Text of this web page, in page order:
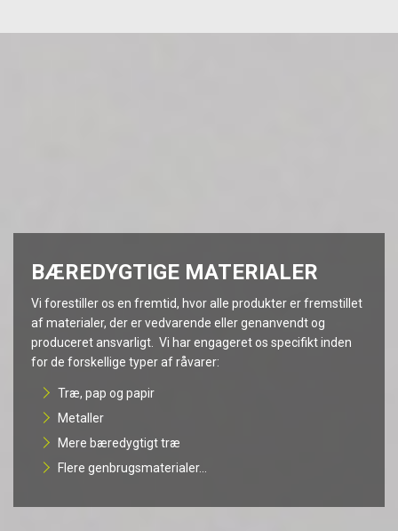
BÆREDYGTIGE MATERIALER
Vi forestiller os en fremtid, hvor alle produkter er fremstillet
af materialer, der er vedvarende eller genanvendt og
produceret ansvarligt. Vi har engageret os specifikt inden
for de forskellige typer af råvarer:
Træ, pap og papir
Metaller
Mere bæredygtigt træ
Flere genbrugsmaterialer...